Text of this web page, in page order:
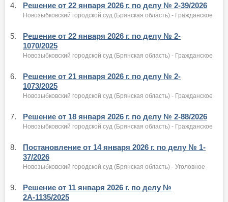
4. Решение от 22 января 2026 г. по делу № 2-39/2026
Новозыбковский городской суд (Брянская область) - Гражданское
5.
Решение от 22 января 2026 г. по делу № 2-
1070/2025
Новозыбковский городской суд (Брянская область) - Гражданское
6.
Решение от 21 января 2026 г. по делу № 2-
1073/2025
Новозыбковский городской суд (Брянская область) - Гражданское
7. Решение от 18 января 2026 г. по делу № 2-88/2026
Новозыбковский городской суд (Брянская область) - Гражданское
8.
Постановление от 14 января 2026 г. по делу № 1-
37/2026
Новозыбковский городской суд (Брянская область) - Уголовное
9.
Решение от 11 января 2026 г. по делу №
2А-1135/2025